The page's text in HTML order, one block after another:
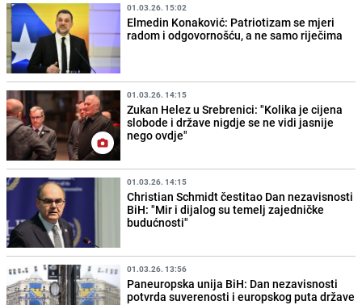
01.03.26. 15:02
Elmedin Konaković: Patriotizam se mjeri
radom i odgovornošću, a ne samo riječima
01.03.26. 14:15
Zukan Helez u Srebrenici: "Kolika je cijena
slobode i države nigdje se ne vidi jasnije
nego ovdje"
01.03.26. 14:15
Christian Schmidt čestitao Dan nezavisnosti
BiH: "Mir i dijalog su temelj zajedničke
budućnosti"
01.03.26. 13:56
Paneuropska unija BiH: Dan nezavisnosti
potvrda suverenosti i europskog puta države